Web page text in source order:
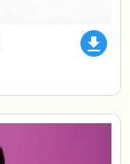
file_download